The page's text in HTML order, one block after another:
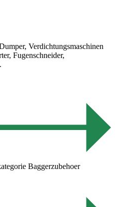
Verdichtungsmaschinen
Fugenschneider,